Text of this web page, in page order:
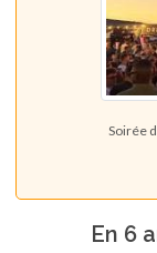
Soirée
En 6